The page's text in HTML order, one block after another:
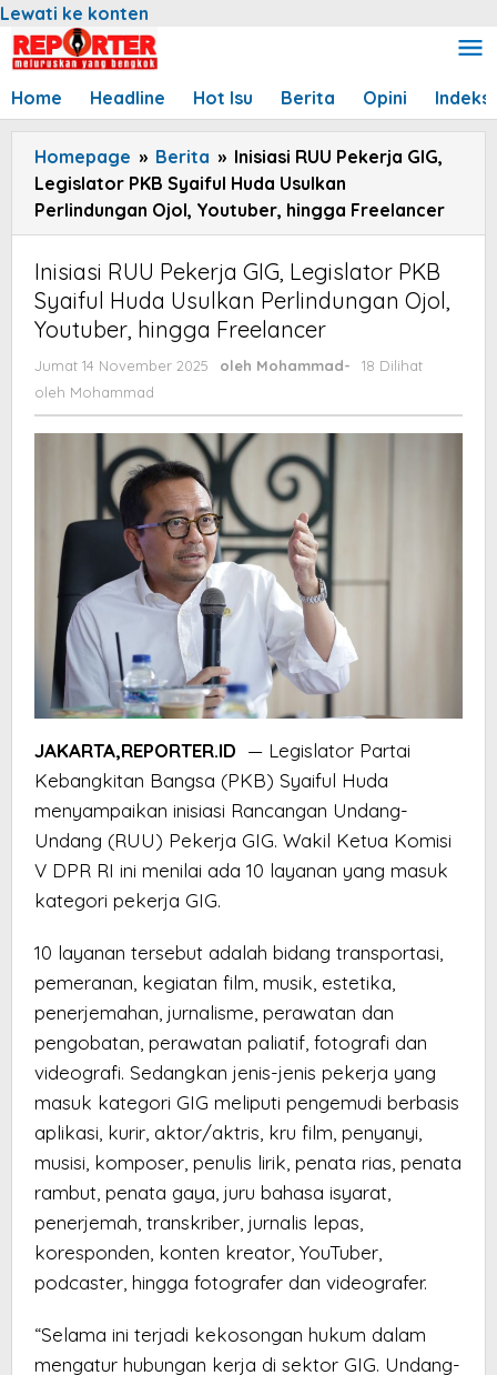
Lewati ke konten
Home Headline Hot Isu Berita Opini Indeks
Homepage » Berita » Inisiasi RUU Pekerja GIG,
Legislator PKB Syaiful Huda Usulkan
Perlindungan Ojol, Youtuber, hingga Freelancer
Inisiasi RUU Pekerja GIG, Legislator PKB
Syaiful Huda Usulkan Perlindungan Ojol,
Youtuber, hingga Freelancer
Jumat 14 November 2025 oleh Mohammad-
18 Dilihat
oleh Mohammad
JAKARTA,REPORTER.ID — Legislator Partai
Kebangkitan Bangsa (PKB) Syaiful Huda
menyampaikan inisiasi Rancangan Undang-
Undang (RUU) Pekerja GIG. Wakil Ketua Komisi
V DPR RI ini menilai ada 10 layanan yang masuk
kategori pekerja GIG.
10 layanan tersebut adalah bidang transportasi,
pemeranan, kegiatan film, musik, estetika,
penerjemahan, jurnalisme, perawatan dan
pengobatan, perawatan paliatif, fotografi dan
videografi. Sedangkan jenis-jenis pekerja yang
masuk kategori GIG meliputi pengemudi berbasis
aplikasi, kurir, aktor/aktris, kru film, penyanyi,
musisi, komposer, penulis lirik, penata rias, penata
rambut, penata gaya, juru bahasa isyarat,
penerjemah, transkriber, jurnalis lepas,
koresponden, konten kreator, YouTuber,
podcaster, hingga fotografer dan videografer.
“Selama ini terjadi kekosongan hukum dalam
mengatur hubungan kerja di sektor GIG. Undang-